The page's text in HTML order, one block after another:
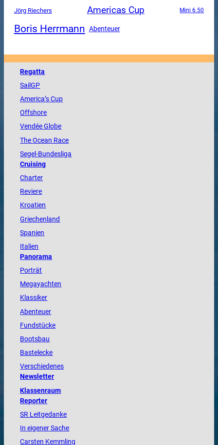
Jörg Riechers Americas Cup Mini 6.50
Boris Herrmann Abenteuer
Regatta
SailGP
America’s Cup
Offshore
VendéeGlobe
TheOcean Race
Segel-Bundesliga
Cruising
Charter
Reviere
Kroatien
Griechenland
Spanien
Italien
Panorama
Porträt
Megayachten
Klassiker
Abenteuer
Fundstücke
Bootsbau
Bastelecke
Verschiedenes
Newsletter
Klassenraum
Reporter
SR Leitgedanke
In eigener Sache
Carsten Kemmling